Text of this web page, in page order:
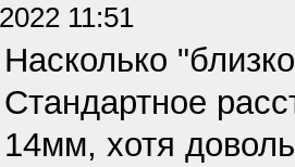
2022 11:51
Насколько
Стандартное
14мм, хотя